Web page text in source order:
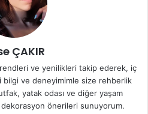
ÇAKIR
ve yenilikleri takip ederek, iç
bilgi ve deneyimimle size rehberlik
yatak odası ve diğer yaşam
dekorasyon önerileri sunuyorum.